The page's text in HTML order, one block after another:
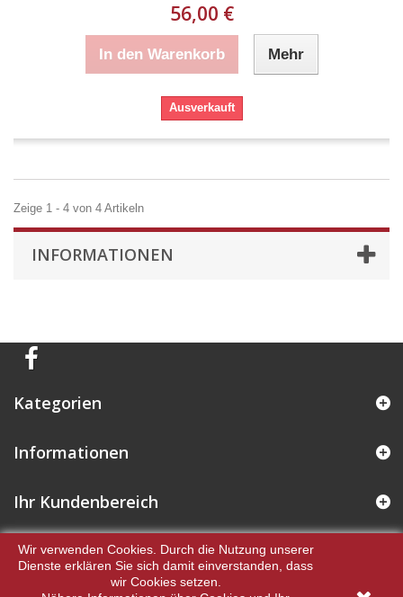
Wir verwenden Cookies. Durch die Nutzung unserer
Dienste erklären Sie sich damit einverstanden, dass
wir Cookies setzen.
56,00 €
In den Warenkorb Mehr
Ausverkauft
Zeige 1 - 4 von 4 Artikeln
INFORMATIONEN
Kategorien
Informationen
Ihr Kundenbereich
Kontakt